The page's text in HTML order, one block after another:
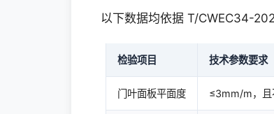
以下数据均依据 T/CWEC34-
检验项目 技术参数要求
门叶面板平面度 ≤3mm/m，且